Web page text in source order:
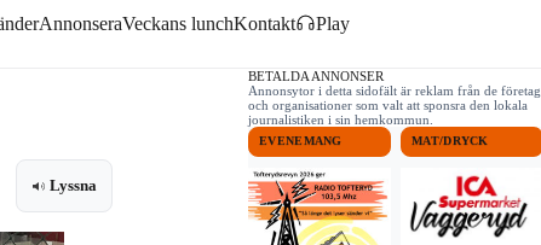
AnnonseraVeckans lunchKontakt Play
Lyssna
BETALDA ANNONSER
Annonsytor i detta sidofält är reklam från de företag
och organisationer som valt att sponsra den lokala
journalistiken i sin hemkommun.
EVENEMANG MAT/DRYCK